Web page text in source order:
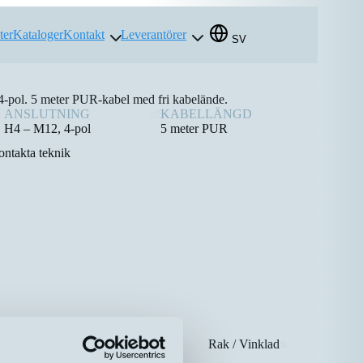
KatalogerKontakt Leverantörer SV
pol. 5 meter PUR-kabel med fri kabelände.
ANSLUTNING
H4 – M12, 4-pol
KABELLÄNGD
5 meter PUR
teknik
Kabellängd⇅ Rak / Vinklad